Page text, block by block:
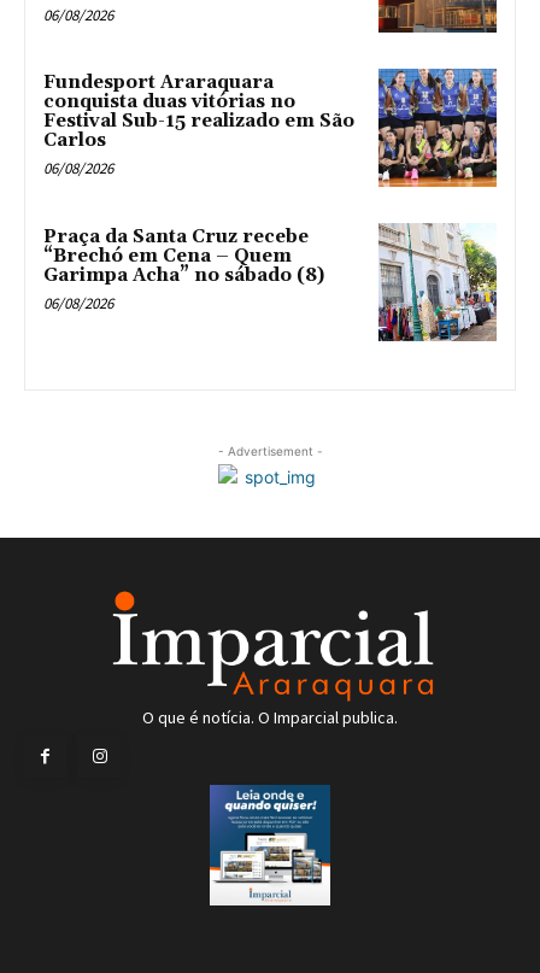
06/08/2026
Fundesport Araraquara
conquista duas vitórias no
Festival Sub-15 realizado em São
Carlos
06/08/2026
Praça da Santa Cruz recebe
“Brechó em Cena – Quem
Garimpa Acha” no sábado (8)
06/08/2026
- Advertisement -
O que é notícia. O Imparcial publica.